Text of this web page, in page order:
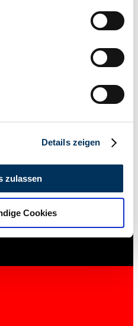
geografische Lage
(Fingerprinting) identifizieren
Ihre persönlichen Daten
wir Informationen zu Ihrer
an unsere Partner für
Analysen weiter. Unsere
Details zeigen
zulassen
Cookies
- sehr guter Zustand